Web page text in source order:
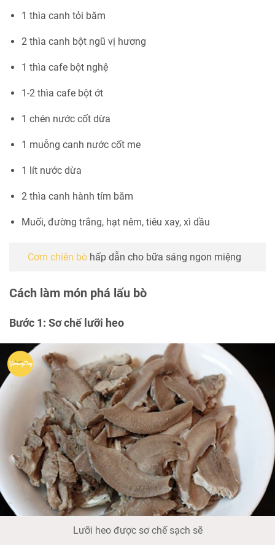
1 thìa canh tỏi băm
2 thìa canh bột ngũ vị hương
1 thìa cafe bột nghệ
1-2 thìa cafe bột ớt
1 chén nước cốt dừa
1 muỗng canh nước cốt me
1 lít nước dừa
2 thìa canh hành tím băm
Muối, đường trắng, hạt nêm, tiêu xay, xì dầu
Cơm chiên bò hấp dẫn cho bữa sáng ngon miệng
Cách làm món phá lấu bò
Bước 1: Sơ chế lưỡi heo
Lưỡi heo được sơ chế sạch sẽ